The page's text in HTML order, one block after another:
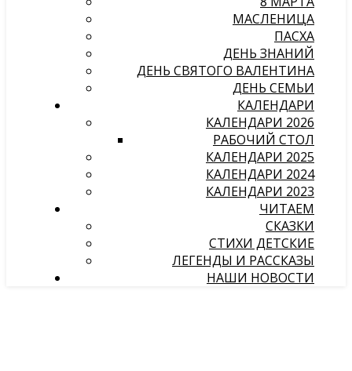
МАСЛЕНИЦА
ПАСХА
ДЕНЬ ЗНАНИЙ
ДЕНЬ СВЯТОГО ВАЛЕНТИНА
ДЕНЬ СЕМЬИ
КАЛЕНДАРИ
КАЛЕНДАРИ 2026
РАБОЧИЙ СТОЛ
КАЛЕНДАРИ 2025
КАЛЕНДАРИ 2024
КАЛЕНДАРИ 2023
ЧИТАЕМ
СКАЗКИ
СТИХИ ДЕТСКИЕ
ЛЕГЕНДЫ И РАССКАЗЫ
НАШИ НОВОСТИ